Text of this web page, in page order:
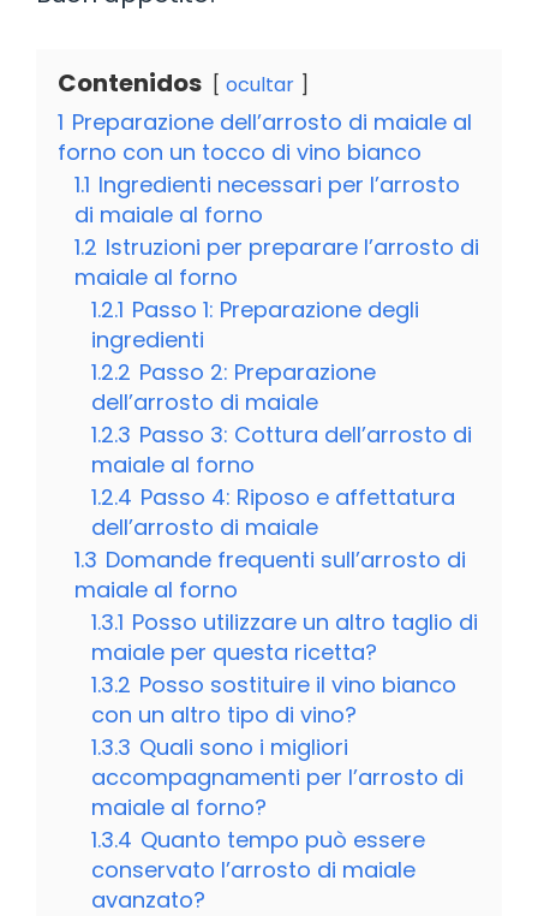
Contenidos ocultar
1 Preparazione dell’arrosto di maiale al
forno con un tocco di vino bianco
1.1 Ingredienti necessari per l’arrosto
di maiale al forno
1.2 Istruzioni per preparare l’arrosto di
maiale al forno
1.2.1 Passo 1: Preparazione degli
ingredienti
1.2.2 Passo 2: Preparazione
dell’arrosto di maiale
1.2.3 Passo 3: Cottura dell’arrosto di
maiale al forno
1.2.4 Passo 4: Riposo e affettatura
dell’arrosto di maiale
1.3 Domande frequenti sull’arrosto di
maiale al forno
1.3.1 Posso utilizzare un altro taglio di
maiale per questa ricetta?
1.3.2 Posso sostituire il vino bianco
con un altro tipo di vino?
1.3.3 Quali sono i migliori
accompagnamenti per l’arrosto di
maiale al forno?
1.3.4 Quanto tempo può essere
conservato l’arrosto di maiale
avanzato?